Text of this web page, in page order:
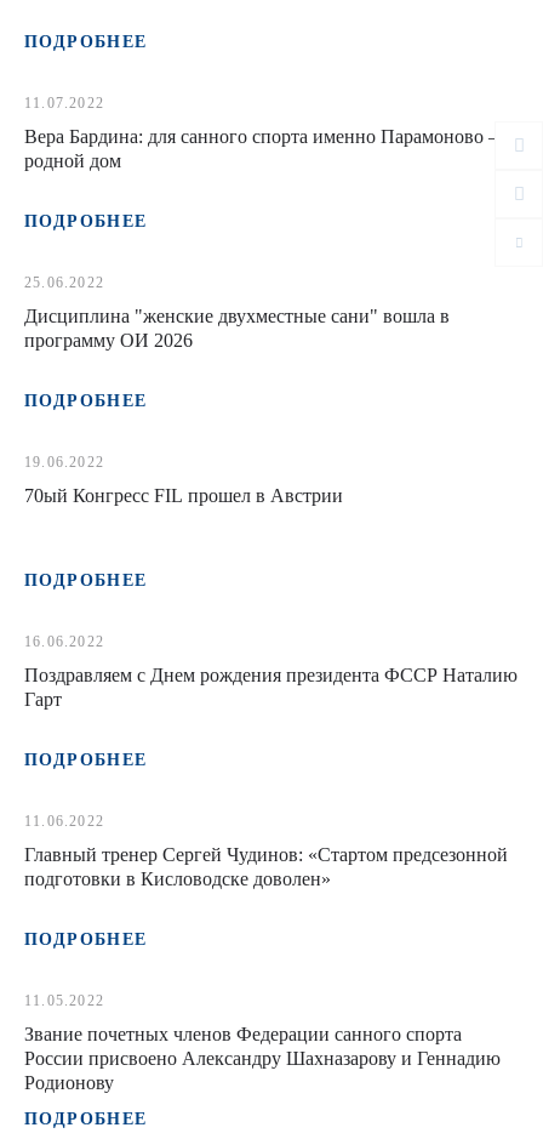
ПОДРОБНЕЕ
11.07.2022
Вера Бардина: для санного спорта именно Парамоново —
родной дом
ПОДРОБНЕЕ
25.06.2022
Дисциплина "женские двухместные сани" вошла в
программу ОИ 2026
ПОДРОБНЕЕ
19.06.2022
70ый Конгресс FIL прошел в Австрии
ПОДРОБНЕЕ
16.06.2022
Поздравляем с Днем рождения президента ФССР Наталию
Гарт
ПОДРОБНЕЕ
11.06.2022
Главный тренер Сергей Чудинов: «Стартом предсезонной
подготовки в Кисловодске доволен»
ПОДРОБНЕЕ
11.05.2022
Звание почетных членов Федерации санного спорта
России присвоено Александру Шахназарову и Геннадию
Родионову
ПОДРОБНЕЕ